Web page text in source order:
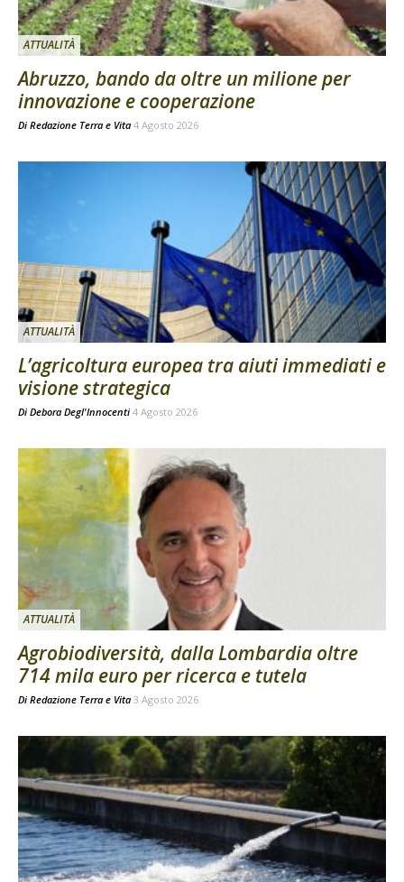
ATTUALITÀ
Abruzzo, bando da oltre un milione per
innovazione e cooperazione
Di Redazione Terra e Vita 4 Agosto 2026
ATTUALITÀ
L’agricoltura europea tra aiuti immediati e
visione strategica
Di Debora Degl'Innocenti 4 Agosto 2026
ATTUALITÀ
Agrobiodiversità, dalla Lombardia oltre
714 mila euro per ricerca e tutela
Di Redazione Terra e Vita 3 Agosto 2026